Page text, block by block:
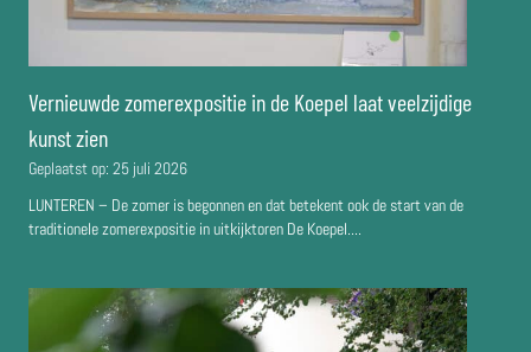
Vernieuwde zomerexpositie in de Koepel laat veelzijdige
kunst zien
Geplaatst op: 25 juli 2026
LUNTEREN – De zomer is begonnen en dat betekent ook de start van de
traditionele zomerexpositie in uitkijktoren De Koepel....